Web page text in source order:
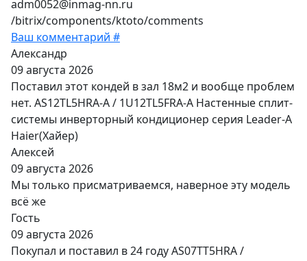
adm0052@inmag-nn.ru
/bitrix/components/ktoto/comments
Ваш комментарий #
Александр
09 августа 2026
Поставил этот кондей в зал 18м2 и вообще проблем
нет. AS12TL5HRA-A / 1U12TL5FRA-A Настенные сплит-
системы инверторный кондиционер серия Leader-A
Haier(Хайер)
Алексей
09 августа 2026
Мы только присматриваемся, наверное эту модель
всё же
Гость
09 августа 2026
Покупал и поставил в 24 году AS07TT5HRA /